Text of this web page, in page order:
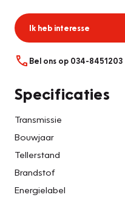
Ik heb interesse
Bel ons op 034-8451203
Specificaties
Transmissie
Bouwjaar
Tellerstand
Brandstof
Energielabel